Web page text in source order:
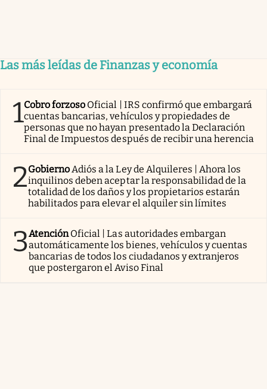
Las más leídas de Finanzas y economía
1Cobro forzoso Oficial | IRS confirmó que embargará
cuentas bancarias, vehículos y propiedades de
personas que no hayan presentado la Declaración
Final de Impuestos después de recibir una herencia
2GobiernoAdiós a la Ley de Alquileres | Ahora los
inquilinos deben aceptar la responsabilidad de la
totalidad de los daños y los propietarios estarán
habilitados para elevar el alquiler sin límites
3AtenciónOficial | Las autoridades embargan
automáticamente los bienes, vehículos y cuentas
bancarias de todos los ciudadanos y extranjeros
que postergaron el Aviso Final